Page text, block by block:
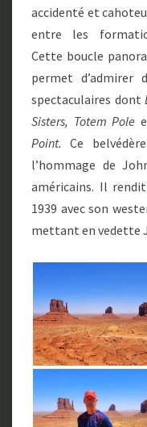
accidenté et
entre les
Cette boucle
permet
spectaculaires dont
Sisters, Totem Pole
Point.Ce
l’hommage de
américains. Il rendit
1939 avec son
mettant en vedette